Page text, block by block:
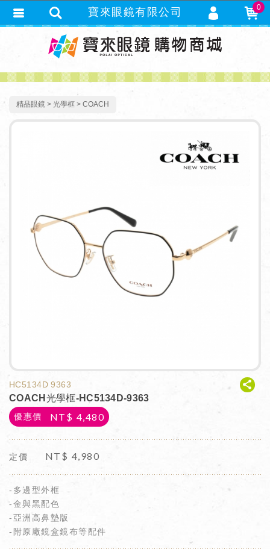
精品眼鏡 光學框 COACH
HC5134D 9363
COACH光學框-HC5134D-9363
優惠價 NT$ 4,480
定價 NT$ 4,980
-多邊型外框
-金與黑配色
-亞洲高鼻墊版
-附原廠鏡盒鏡布等配件
寶來眼鏡有限公司 0
會員登入
會員註冊
忘記密碼
繁體中文